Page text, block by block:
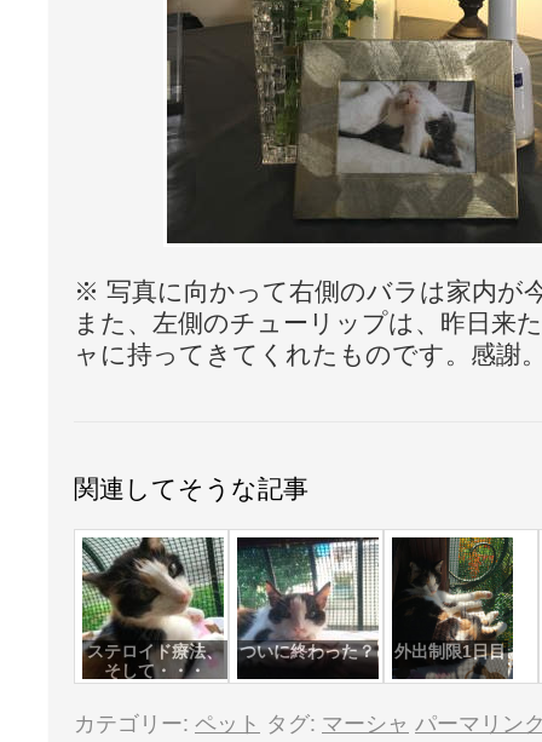
※ 写真に向かって右側のバラは家内が
また、左側のチューリップは、昨日来
ャに持ってきてくれたものです。感謝
関連してそうな記事
ステロイド療法、
そして・・・
ついに終わった？ 外出制限1日目
カテゴリー: ペット タグ: マーシャ パーマリン